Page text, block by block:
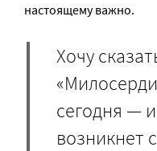
настоящему важно.
Хочу
сегодня —
возникнет